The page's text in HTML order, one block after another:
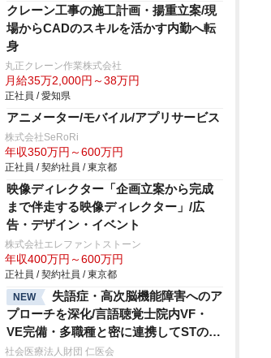
クレーン工事の施工計画・揚重立案/現
場からCADのスキルを活かす内勤へ転
身
丸正クレーン作業株式会社
月給35万2,000円～38万円
正社員 / 愛知県
アニメーター/モバイル/アプリサービス
株式会社SeRoRi
年収350万円～600万円
正社員 / 契約社員 / 東京都
映像ディレクター「企画立案から完成
まで伴走する映像ディレクター」/広
告・デザイン・イベント
株式会社エレファントストーン
年収400万円～600万円
正社員 / 契約社員 / 東京都
NEW
失語症・高次脳機能障害へのア
プローチを深化/言語聴覚士院内VF・
VE完備・多職種と密に連携してSTの専
門性を追求できる環境
社会医療法人財団 仁医会